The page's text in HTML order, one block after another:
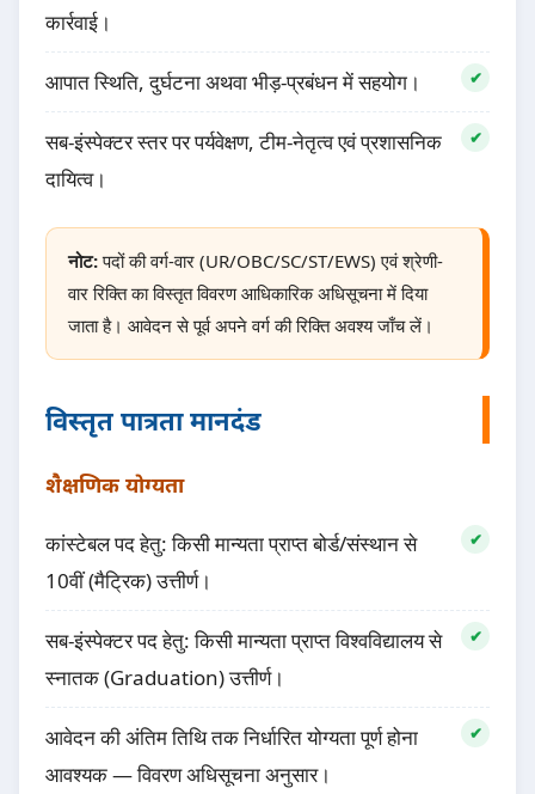
कार्रवाई।
आपात स्थिति, दुर्घटना अथवा भीड़-प्रबंधन में सहयोग।
सब-इंस्पेक्टर स्तर पर पर्यवेक्षण, टीम-नेतृत्व एवं प्रशासनिक
दायित्व।
नोट:पदों की वर्ग-वार (UR/OBC/SC/ST/EWS) एवं श्रेणी-
वार रिक्ति का विस्तृत विवरण आधिकारिक अधिसूचना में दिया
जाता है। आवेदन से पूर्व अपने वर्ग की रिक्ति अवश्य जाँच लें।
विस्तृत पात्रता मानदंड
शैक्षणिक योग्यता
कांस्टेबल पद हेतु: किसी मान्यता प्राप्त बोर्ड/संस्थान से
10वीं (मैट्रिक) उत्तीर्ण।
सब-इंस्पेक्टर पद हेतु: किसी मान्यता प्राप्त विश्वविद्यालय से
स्नातक (Graduation) उत्तीर्ण।
आवेदन की अंतिम तिथि तक निर्धारित योग्यता पूर्ण होना
आवश्यक — विवरण अधिसूचना अनुसार।